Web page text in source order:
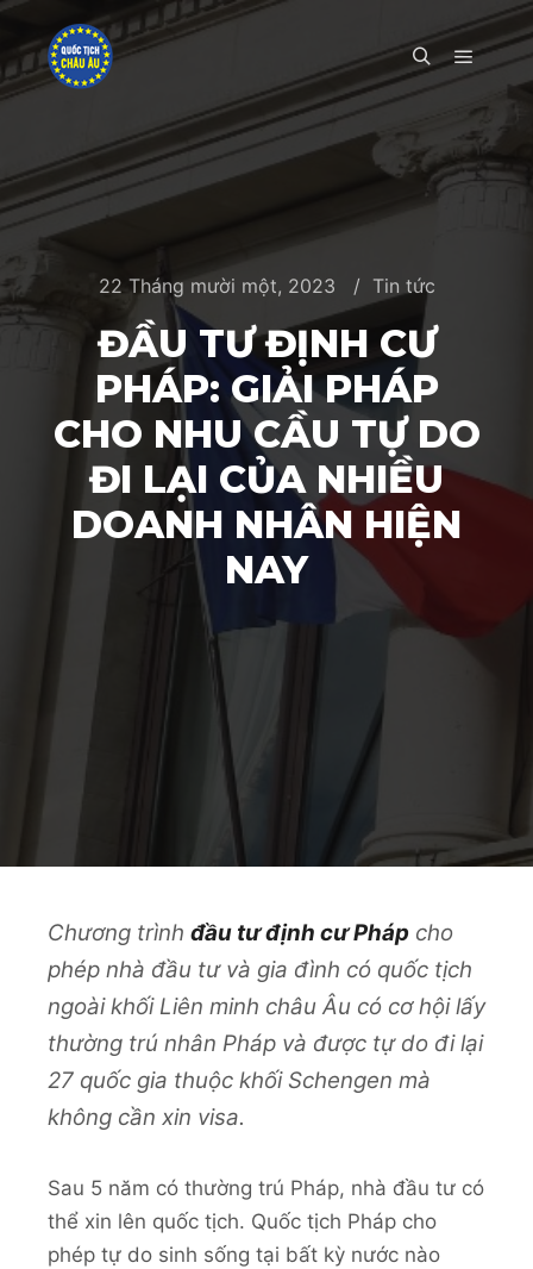
Main
22 Tháng mười một, 2023 Tin tức
ĐẦU TƯ ĐỊNH CƯ
PHÁP: GIẢI PHÁP
CHO NHU CẦU TỰ DO
ĐI LẠI CỦA NHIỀU
DOANH NHÂN HIỆN
NAY
Chương trình đầu tư định cư Pháp cho
phép nhà đầu tư và gia đình có quốc tịch
ngoài khối Liên minh châu Âu có cơ hội lấy
thường trú nhân Pháp và được tự do đi lại
27 quốc gia thuộc khối Schengen mà
không cần xin visa.
Sau 5 năm có thường trú Pháp, nhà đầu tư có
thể xin lên quốc tịch. Quốc tịch Pháp cho
phép tự do sinh sống tại bất kỳ nước nào